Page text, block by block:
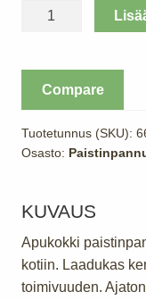
APUKOKKI
Paistinpannu
musta
Compare
Tuotetunnus (SKU):
Osasto:
KUVAUS
Apukokki
kotiin. Laadukas
toimivuuden.